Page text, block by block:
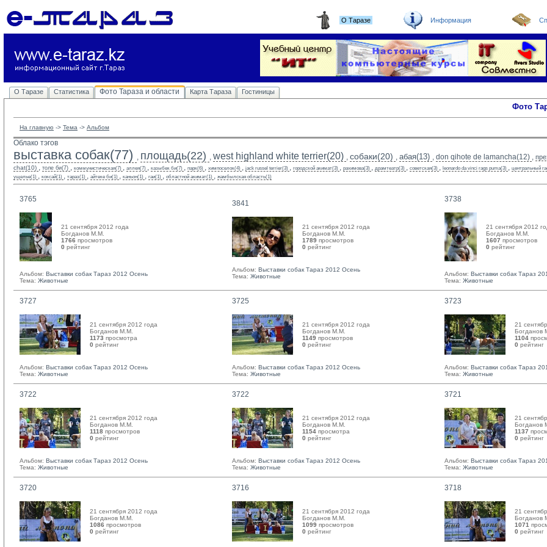
О Таразе Информация
О Таразе Статистика Фото Тараза и области Карта Тараза Гостиницы
Фото
На главную -> Тема -> Альбом
Облако тэгов
выставка собак(77) , площадь(22) , west highland white terrier(20) , собаки(20) , абая(13) , don qihote de lamancha(12) ,
chat(10) , толе би(7) , коммунистическая(7) , аллея(7) , казыбек би(7) , парк(6) , химпоселок(4) , jack russel terrier(3) , городской акимат(3) , рахимова(3) , драмтеатр(3) , советская(3) , leonardo da vinci rags puma(3) , центральный
ущелье(1) , коксай(1) , тараз(1) , айтеке би(1) , каньон(1) , гаи(1) , областной акимат(1) , жамбылская область(1)
3765
21 сентября 2012 года
Богданов М.М.
1766 просмотров
0 рейтинг
Альбом: Выставки собак Тараз 2012 Осень
Тема: Животные
3841
21 сентября 2012 года
Богданов М.М.
1789 просмотров
0 рейтинг
Альбом: Выставки собак Тараз 2012 Осень
Тема: Животные
3738
21 сентября 2012
Богданов М.М.
1607 просмотров
0 рейтинг
Альбом: Выставки собак Тараз
Тема: Животные
3727
21 сентября 2012 года
Богданов М.М.
1173 просмотра
0 рейтинг
Альбом: Выставки собак Тараз 2012 Осень
Тема: Животные
3725
21 сентября 2012 года
Богданов М.М.
1149 просмотров
0 рейтинг
Альбом: Выставки собак Тараз 2012 Осень
Тема: Животные
3723
21
Богданов
1104
0 рейтинг
Альбом: Выставки собак Тараз
Тема: Животные
3722
21 сентября 2012 года
Богданов М.М.
1118 просмотров
0 рейтинг
Альбом: Выставки собак Тараз 2012 Осень
Тема: Животные
3722
21 сентября 2012 года
Богданов М.М.
1154 просмотра
0 рейтинг
Альбом: Выставки собак Тараз 2012 Осень
Тема: Животные
3721
21
Богданов
1137
0 рейтинг
Альбом: Выставки собак Тараз
Тема: Животные
3720
21 сентября 2012 года
Богданов М.М.
1086 просмотров
0 рейтинг
3716
21 сентября 2012 года
Богданов М.М.
1099 просмотров
0 рейтинг
3718
21
Богданов
1071
0 рейтинг